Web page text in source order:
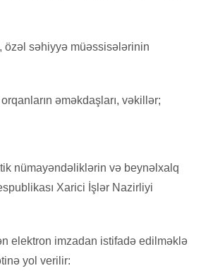
özəl səhiyyə müəssisələrinin
əməkdaşları, vəkillər;
nümayəndəliklərin və beynəlxalq
Xarici İşlər Nazirliyi
elektron imzadan istifadə edilməklə
yol verilir: